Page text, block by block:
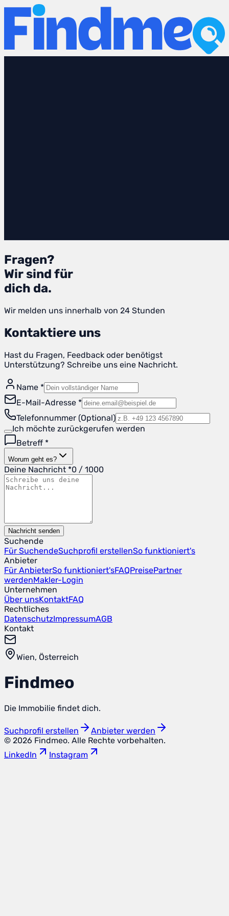
Fragen?
Wir sind für
dich da.
Wir melden uns innerhalb von 24 Stunden
Kontaktiere uns
Hast du Fragen, Feedback oder benötigst
Unterstützung? Schreibe uns eine Nachricht.
Name *
E-Mail-Adresse *
Telefonnummer (Optional)
Ich möchte zurückgerufen werden
Betreff *
Worum geht es?
Deine Nachricht *0 / 1000
Nachricht senden
Suchende
Für SuchendeSuchprofil erstellenSo funktioniert's
Anbieter
Für AnbieterSo funktioniert'sFAQPreisePartner
werdenMakler-Login
Unternehmen
Über unsKontaktFAQ
Rechtliches
DatenschutzImpressumAGB
Kontakt
Wien, Österreich
Findmeo
Die Immobilie findet dich.
Suchprofil erstellen
Anbieter werden
© 2026 Findmeo. Alle Rechte vorbehalten.
LinkedIn
Instagram